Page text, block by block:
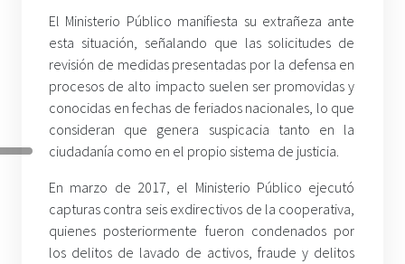
El Ministerio Público manifiesta su extrañeza ante
esta situación, señalando que las solicitudes de
revisión de medidas presentadas por la defensa en
procesos de alto impacto suelen ser promovidas y
conocidas en fechas de feriados nacionales, lo que
consideran que genera suspicacia tanto en la
ciudadanía como en el propio sistema de justicia.
En marzo de 2017, el Ministerio Público ejecutó
capturas contra seis exdirectivos de la cooperativa,
quienes posteriormente fueron condenados por
los delitos de lavado de activos, fraude y delitos